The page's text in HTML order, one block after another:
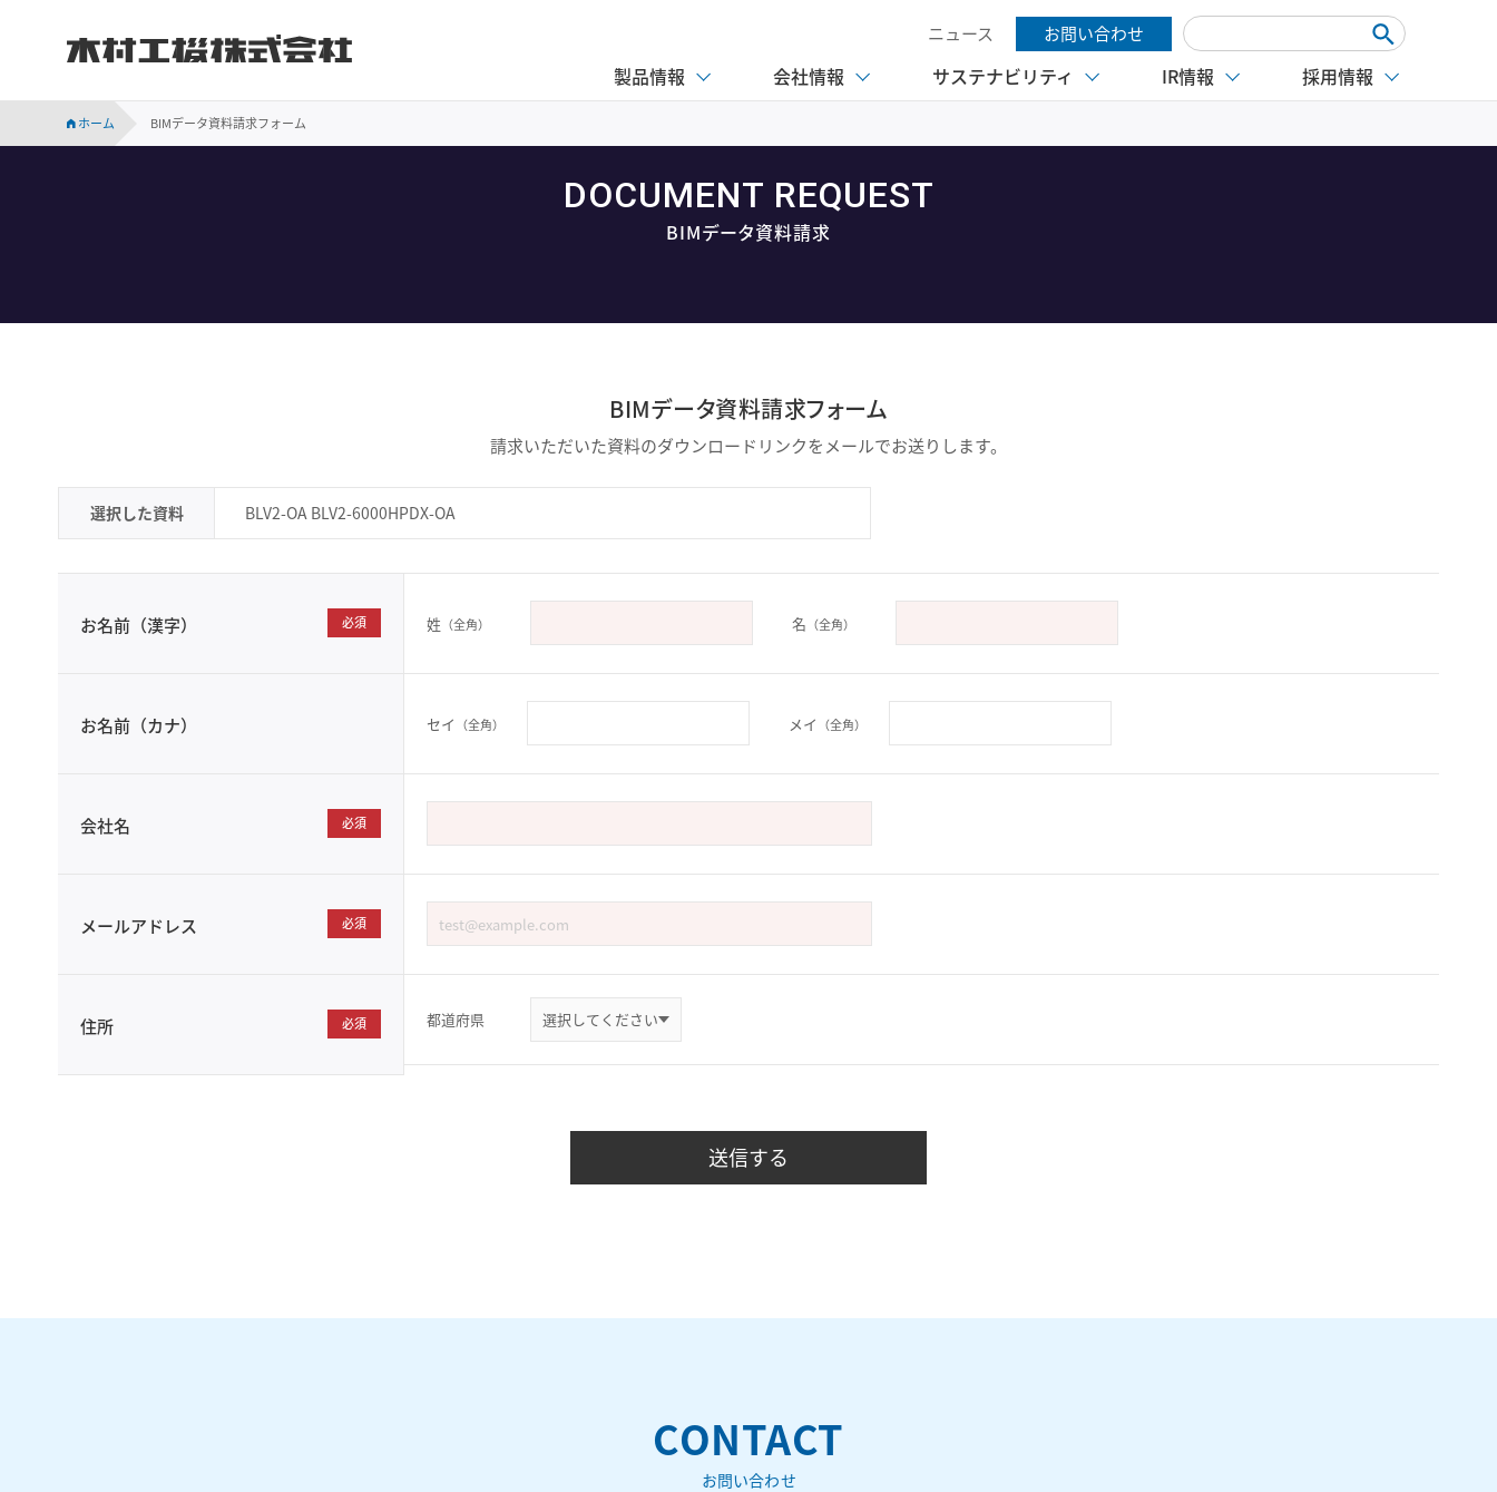
ニュース お問い合わせ
製品情報 会社情報 サステナビリティ IR情報 採用情報
ホーム BIMデータ資料請求フォーム
DOCUMENT REQUEST
BIMデータ資料請求
BIMデータ資料請求フォーム
請求いただいた資料のダウンロードリンクをメールでお送りします。
選択した資料 BLV2-OA BLV2-6000HPDX-OA
お名前（漢字） 必須 姓 （全角） 名 （全角）
お名前（カナ） セイ （全角） メイ （全角）
会社名 必須
メールアドレス 必須
住所 必須 都道府県
CONTACT
お問い合わせ